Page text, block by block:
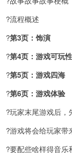
?流程概述
?第3页：饰演
?第4页：游戏可玩性
?第5页：游戏四海
?第6页：游戏体验
?玩家末尾游戏后，
?游戏将会给玩家带
?要配些啥样得音乐